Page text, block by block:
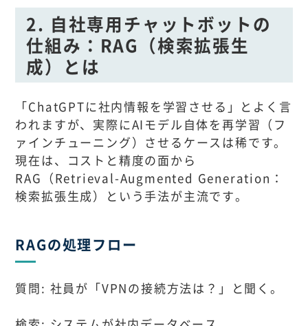
2. 自社専用チャットボットの
仕組み：RAG（検索拡張生
成）とは
「ChatGPTに社内情報を学習させる」とよく言
われますが、実際にAIモデル自体を再学習（フ
ァインチューニング）させるケースは稀です。
現在は、コストと精度の面から
RAG（Retrieval-Augmented Generation：
検索拡張生成）という手法が主流です。
RAGの処理フロー
質問: 社員が「VPNの接続方法は？」と聞く。